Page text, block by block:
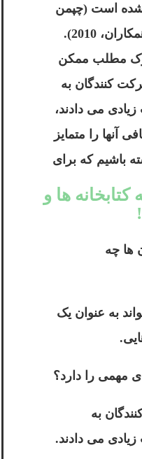
است (چپمن
و همکاران، 2000؛ پکرون و همکاران، 2010).
مطلب ممکن
کنندگان به
می دادند،
آنها را متمایز
باشیم که برای
ها و
ها چه
به عنوان یک
مهمی را دارد؟
به
می دادند.